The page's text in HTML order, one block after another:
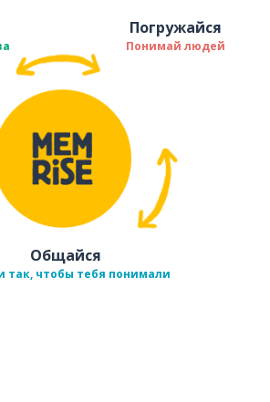
Погружайся
Понимай людей
Общайся
так, чтобы тебя понимали